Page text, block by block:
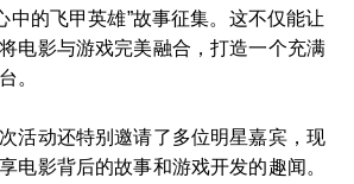
中的飞甲英雄”故事征集。这不仅能让
电影与游戏完美融合，打造一个充满
。
活动还特别邀请了多位明星嘉宾，现
电影背后的故事和游戏开发的趣闻。